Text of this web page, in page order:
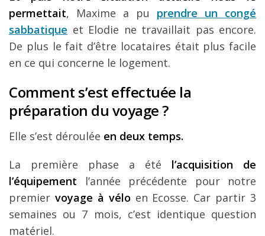
permettait, Maxime a pu prendre un congé
sabbatique et Elodie ne travaillait pas encore.
De plus le fait d’être locataires était plus facile
en ce qui concerne le logement.
Comment s’est effectuée la
préparation du voyage ?
Elle s’est déroulée en deux temps.
La première phase a été l’acquisition de
l’équipement l’année précédente pour notre
premier voyage à vélo en Ecosse. Car partir 3
semaines ou 7 mois, c’est identique question
matériel.